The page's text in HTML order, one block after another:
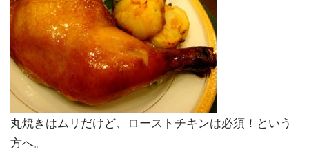
丸焼きはムリだけど、ローストチキンは必須！という
方へ。